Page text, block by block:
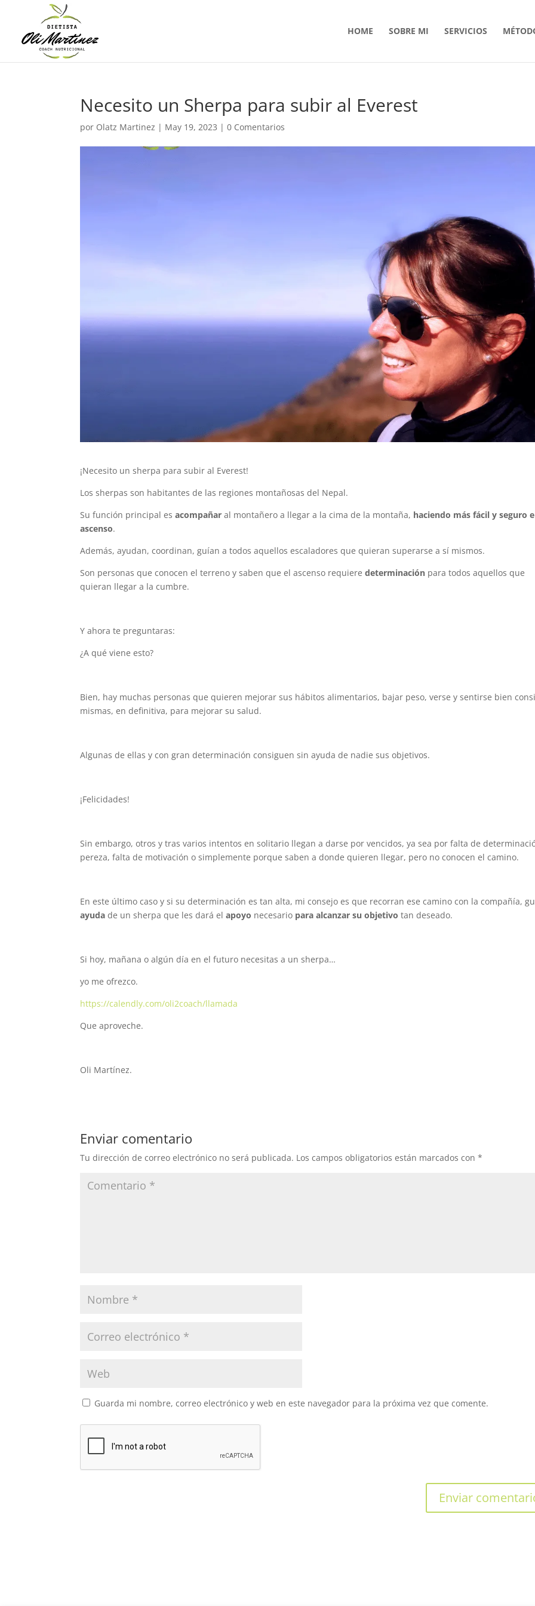
HOME SOBRE MI SERVICIOS
Necesito un Sherpa para subir al Everest
por Olatz Martinez | May 19, 2023 |0 Comentarios
¡Necesito un sherpa para subir al Everest!
Los sherpas son habitantes de las regiones montañosas del Nepal.
Su función principal esacompañar al montañero a llegar a la cima de la montaña, haciendo más fácil y seguro
ascenso.
Además, ayudan, coordinan, guían a todos aquellos escaladores que quieran superarse a sí mismos.
Son personas que conocen el terreno y saben que el ascenso requieredeterminación para todos aquellos que
quieran llegar a la cumbre.
Y ahora te preguntaras:
¿A qué viene esto?
Bien, hay muchas personas que quieren mejorar sus hábitos alimentarios, bajar peso, verse y sentirse bien
mismas, en definitiva, para mejorar su salud.
Algunas de ellas y con gran determinación consiguen sin ayuda de nadie sus objetivos.
¡Felicidades!
Sin embargo, otros y tras varios intentos en solitario llegan a darse por vencidos, ya sea por falta de
pereza, falta de motivación o simplemente porque saben a donde quieren llegar, pero no conocen el camino.
En este último caso y si su determinación es tan alta, mi consejo es que recorran ese camino con la compañía,
ayuda de un sherpa que les dará elapoyo necesario para alcanzar su objetivo tan deseado.
Si hoy, mañana o algún día en el futuro necesitas a un sherpa…
yo me ofrezco.
https://calendly.com/oli2coach/llamada
Que aproveche.
Oli Martínez.
Enviar comentario
Tu dirección de correo electrónico no será publicada. Los campos obligatorios están marcados con*
Guarda mi nombre, correo electrónico y web en este navegador para la próxima vez que comente.